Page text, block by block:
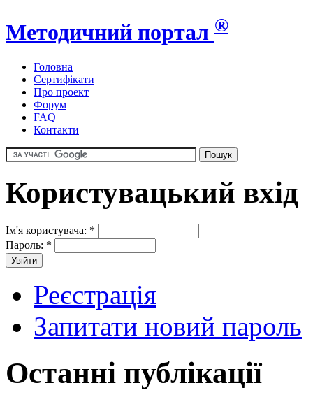
Методичний портал ®
Головна
Сертифікати
Про проект
Форум
FAQ
Контакти
Користувацький вхід
Ім'я користувача: *
Пароль: *
Реєстрація
Запитати новий пароль
Останні публікації